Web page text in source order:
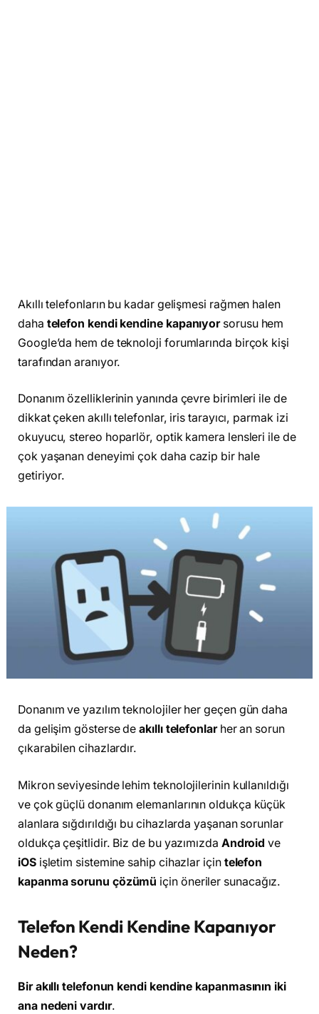
Akıllı telefonların bu kadar gelişmesi rağmen halen
daha telefon kendi kendine kapanıyor sorusu hem
Google’da hem de teknoloji forumlarında birçok kişi
tarafından aranıyor.
Donanım özelliklerinin yanında çevre birimleri ile de
dikkat çeken akıllı telefonlar, iris tarayıcı, parmak izi
okuyucu, stereo hoparlör, optik kamera lensleri ile de
çok yaşanan deneyimi çok daha cazip bir hale
getiriyor.
Donanım ve yazılım teknolojiler her geçen gün daha
da gelişim gösterse deakıllı telefonlarher an sorun
çıkarabilen cihazlardır.
Mikron seviyesinde lehim teknolojilerinin kullanıldığı
ve çok güçlü donanım elemanlarının oldukça küçük
alanlara sığdırıldığı bu cihazlarda yaşanan sorunlar
oldukça çeşitlidir. Biz de bu yazımızda Androidve
iOS işletim sistemine sahip cihazlar için telefon
kapanma sorunu çözümü için öneriler sunacağız.
Telefon Kendi Kendine Kapanıyor
Neden?
Bir akıllı telefonun kendi kendine kapanmasının iki
ana nedeni vardır.